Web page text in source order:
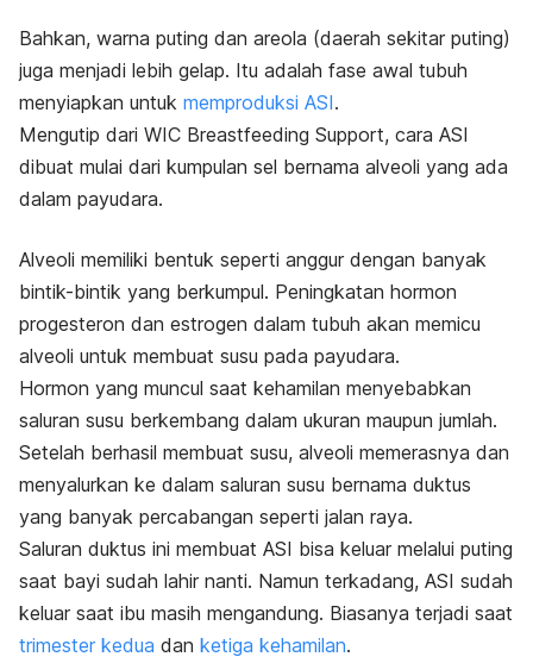
Bahkan, warna puting dan areola (daerah sekitar puting)
juga menjadi lebih gelap. Itu adalah fase awal tubuh
menyiapkan untuk memproduksi ASI.
Mengutip dari WIC Breastfeeding Support, cara ASI
dibuat mulai dari kumpulan sel bernama alveoli yang ada
dalam payudara.
Alveoli memiliki bentuk seperti anggur dengan banyak
bintik-bintik yang berkumpul. Peningkatan hormon
progesteron dan estrogen dalam tubuh akan memicu
alveoli untuk membuat susu pada payudara.
Hormon yang muncul saat kehamilan menyebabkan
saluran susu berkembang dalam ukuran maupun jumlah.
Setelah berhasil membuat susu, alveoli memerasnya dan
menyalurkan ke dalam saluran susu bernama duktus
yang banyak percabangan seperti jalan raya.
Saluran duktus ini membuat ASI bisa keluar melalui puting
saat bayi sudah lahir nanti. Namun terkadang, ASI sudah
keluar saat ibu masih mengandung. Biasanya terjadi saat
trimester kedua dan ketiga kehamilan.